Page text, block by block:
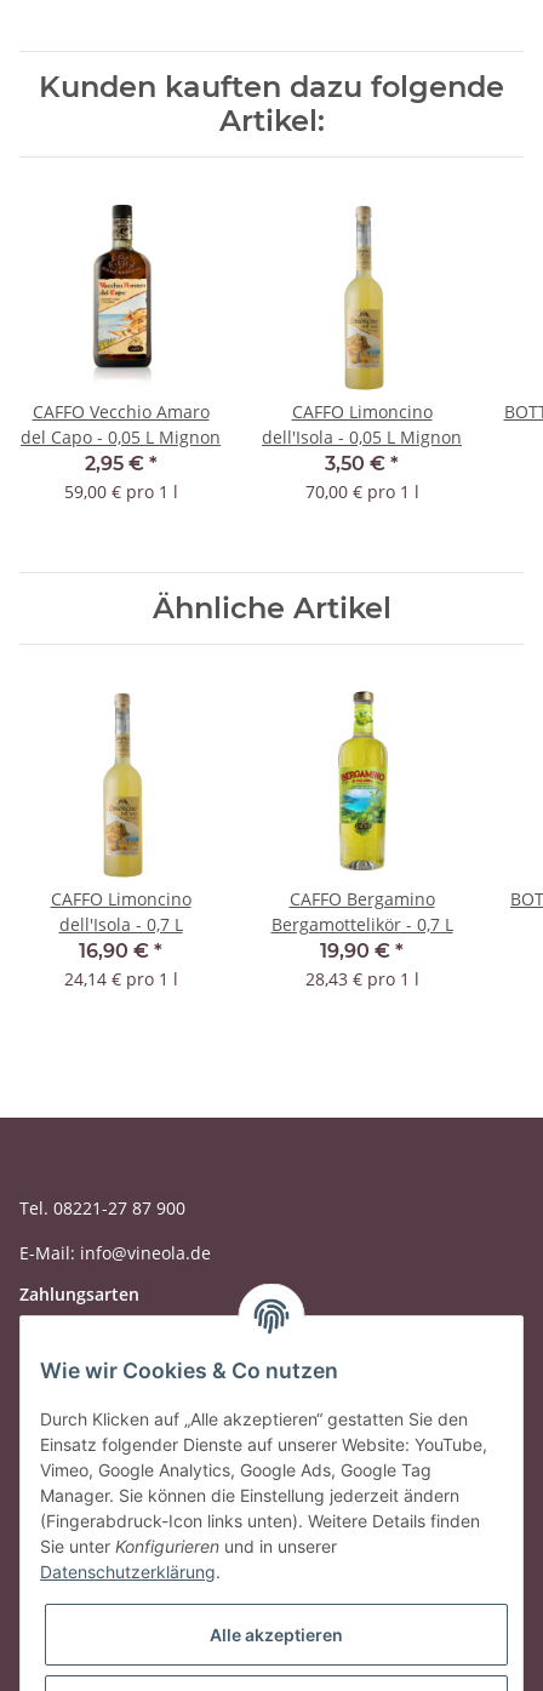
Kunden kauften dazu folgende
Artikel:
CAFFO Vecchio Amaro
del Capo - 0,05 L Mignon
2,95 € *
59,00 € pro 1 l
CAFFO Limoncino
dell'Isola - 0,05 L Mignon
3,50 € *
70,00 € pro 1 l
Ähnliche Artikel
CAFFO Limoncino
dell'Isola - 0,7 L
16,90 € *
24,14 € pro 1 l
CAFFO Bergamino
Bergamottelikör - 0,7 L
19,90 € *
28,43 € pro 1 l
Tel. 08221-27 87 900
E-Mail: info@vineola.de
Zahlungsarten
Wie wir Cookies & Co nutzen
Durch Klicken auf „Alle akzeptieren“ gestatten Sie den
Einsatz folgender Dienste auf unserer Website: YouTube,
Vimeo, Google Analytics, Google Ads, Google Tag
Manager. Sie können die Einstellung jederzeit ändern
(Fingerabdruck-Icon links unten). Weitere Details finden
Sie unter Konfigurieren und in unserer
Datenschutzerklärung.
Alle akzeptieren